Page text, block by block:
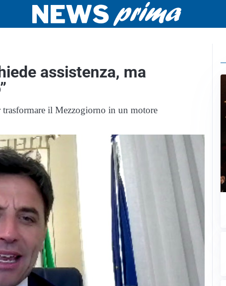
assistenza, ma
il Mezzogiorno in un motore